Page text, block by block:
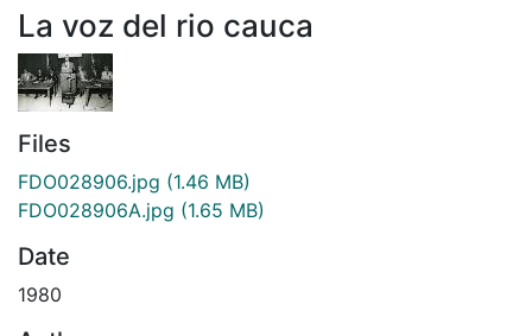
La voz del rio cauca
Files
FDO028906.jpg (1.46 MB)
FDO028906A.jpg (1.65 MB)
Date
1980